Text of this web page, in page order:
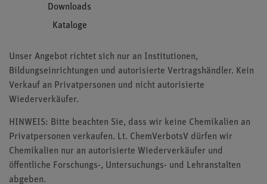
Downloads
Kataloge
Unser Angebot richtet sich nur an Institutionen,
Bildungseinrichtungen und autorisierte Vertragshändler. Kein
Verkauf an Privatpersonen und nicht autorisierte
Wiederverkäufer.
HINWEIS: Bitte beachten Sie, dass wir keine Chemikalien an
Privatpersonen verkaufen. Lt. ChemVerbotsV dürfen wir
Chemikalien nur an autorisierte Wiederverkäufer und
öffentliche Forschungs-, Untersuchungs- und Lehranstalten
abgeben.